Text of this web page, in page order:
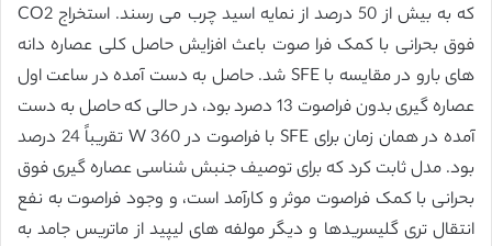
که به بیش از 50 درصد از نمایه اسید چرب می رسند. استخراج CO2
فوق بحرانی با کمک فرا صوت باعث افزایش حاصل کلی عصاره دانه
های بارو در مقایسه با SFE شد. حاصل به دست آمده در ساعت اول
عصاره گیری بدون فراصوت 13 دصرد بود، در حالی که حاصل به دست
آمده در همان زمان برای SFE با فراصوت در W 360 تقریباً 24 درصد
بود. مدل ثابت کرد که برای توصیف جنبش شناسی عصاره گیری فوق
بحرانی با کمک فراصوت موثر و کارآمد است، و وجود فراصوت به نفع
انتقال تری گلیسریدها و دیگر مولفه های لیپید از ماتریس جامد به